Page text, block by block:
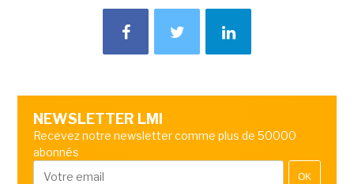
NEWSLETTER LMI
Recevez notre newsletter comme plus de 50000
abonnés
OK